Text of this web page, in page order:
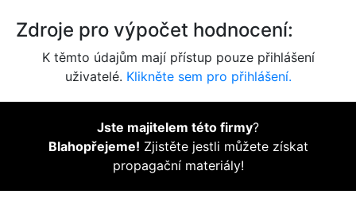
Zdroje pro výpočet hodnocení:
K těmto údajům mají přístup pouze přihlášení
uživatelé. Klikněte sem pro přihlášení.
Jste majitelem této firmy?
Blahopřejeme! Zjistěte jestli můžete získat
propagační materiály!